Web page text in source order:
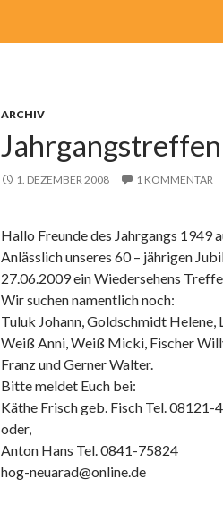
ARCHIV
1. DEZEMBER 2008 1 KOMMENTAR
Hallo Freunde des Jahrgangs 1949
Anlässlich unseres 60 – jährigen
27.06.2009 ein Wiedersehens
Wir suchen namentlich noch:
Tuluk Johann, Goldschmidt Helene,
Weiß Anni, Weiß Micki, Fischer
Franz und Gerner Walter.
Bitte meldet Euch bei:
Käthe Frisch geb. Fisch Tel. 08121-
oder,
Anton Hans Tel. 0841-75824
hog-neuarad@online.de